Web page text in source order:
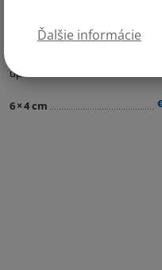
Ďalšie informácie
Kategórie:
úprava.
6×4 cm